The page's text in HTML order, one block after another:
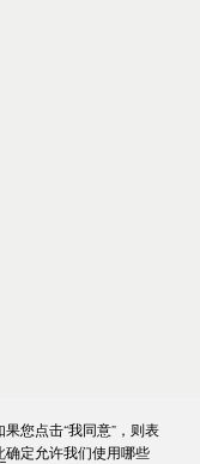
您点击“我同意”，则表
确定允许我们使用哪些